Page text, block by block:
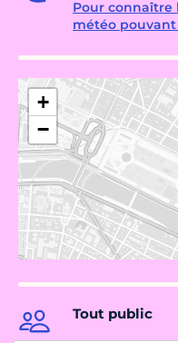
Pour connaître
météo
+
−
Tout public